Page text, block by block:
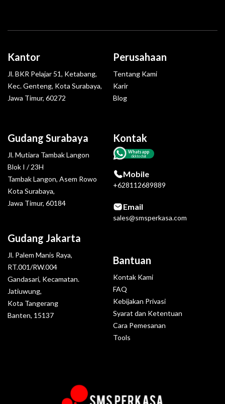
Gudang Surabaya
Jl. Mutiara Tambak Langon
Blok I / 23H
Tambak Langon, Asem Rowo
Kota Surabaya,
Jawa Timur, 60184
Gudang Jakarta
Jl. Palem Manis Raya,
RT.001/RW.004
Gandasari, Kecamatan.
Jatiuwung,
Kota Tangerang
Banten, 15137
Kantor
Jl. BKR Pelajar 51, Ketabang,
Kec. Genteng, Kota Surabaya,
Jawa Timur, 60272
Kontak
Whatsapp
click to chat
Mobile
+628112689889
Email
sales@smsperkasa.com
Perusahaan
Tentang Kami
Karir
Blog
Bantuan
Kontak Kami
FAQ
Kebijakan Privasi
Syarat dan Ketentuan
Cara Pemesanan
Tools